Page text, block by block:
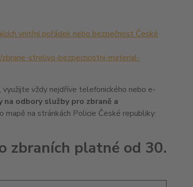
vnitřní pořádek nebo bezpečnost České
strelivo-bezpecnostni-material-
vždy nejdříve telefonického nebo e-
odbory služby pro zbraně a
na stránkách Policie České republiky:
zbraních platné od 30.